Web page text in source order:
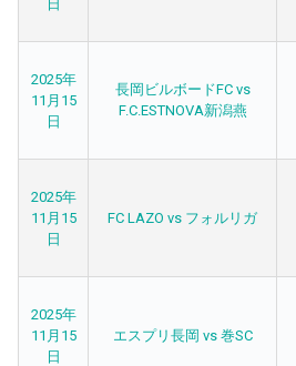
日
2025年
11月15
日
長岡ビルボードFC vs
F.C.ESTNOVA新潟燕
2025年
11月15
日
FC LAZO vs フォルリガ
2025年
11月15
日
エスプリ長岡 vs 巻SC